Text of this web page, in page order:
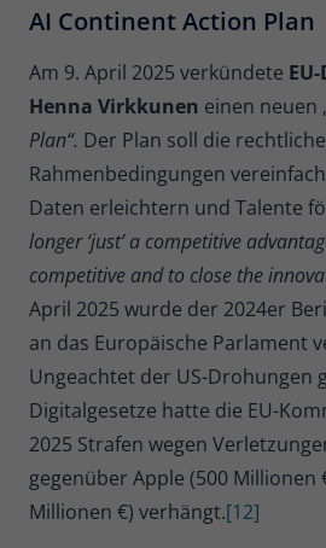
AI Continent Action Plan
Am 9. April 2025 verkündete
Henna Virkkunen einen neuen
Plan“. Der Plan soll die
Rahmenbedingungen
Daten erleichtern und Talente
longer ‘just’ a competitive
competitive and to close the
April 2025 wurde der 2024er
an das Europäische Parlament
Ungeachtet der US-Drohungen
Digitalgesetze hatte die EU-
2025 Strafen wegen
gegenüber Apple (500 Millionen
Millionen €) verhängt.[12]